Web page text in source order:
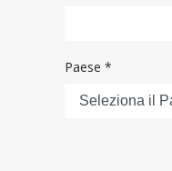
Paese *